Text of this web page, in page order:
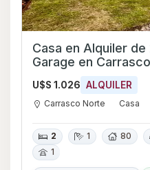
Casa en Alquiler
Garage en
U$S 1.026 ALQUILER
Carrasco Norte Casa
2 1 80
1